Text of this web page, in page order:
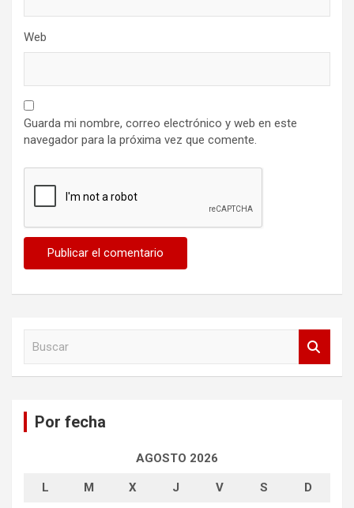
Web
Guarda mi nombre, correo electrónico y web en este
navegador para la próxima vez que comente.
Por fecha
AGOSTO 2026
L M X J V S D